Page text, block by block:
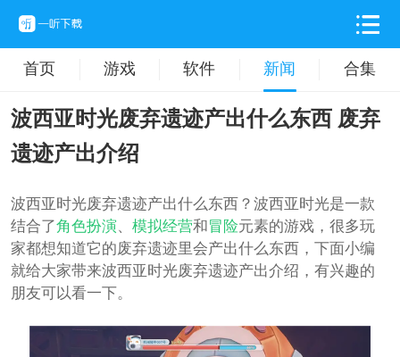
首页 游戏 软件 新闻 合集
波西亚时光废弃遗迹产出什么东西 废弃
遗迹产出介绍
波西亚时光废弃遗迹产出什么东西？波西亚时光是一款
结合了角色扮演、 模拟经营和 冒险元素的游戏，很多玩
家都想知道它的废弃遗迹里会产出什么东西，下面小编
就给大家带来波西亚时光废弃遗迹产出介绍，有兴趣的
朋友可以看一下。